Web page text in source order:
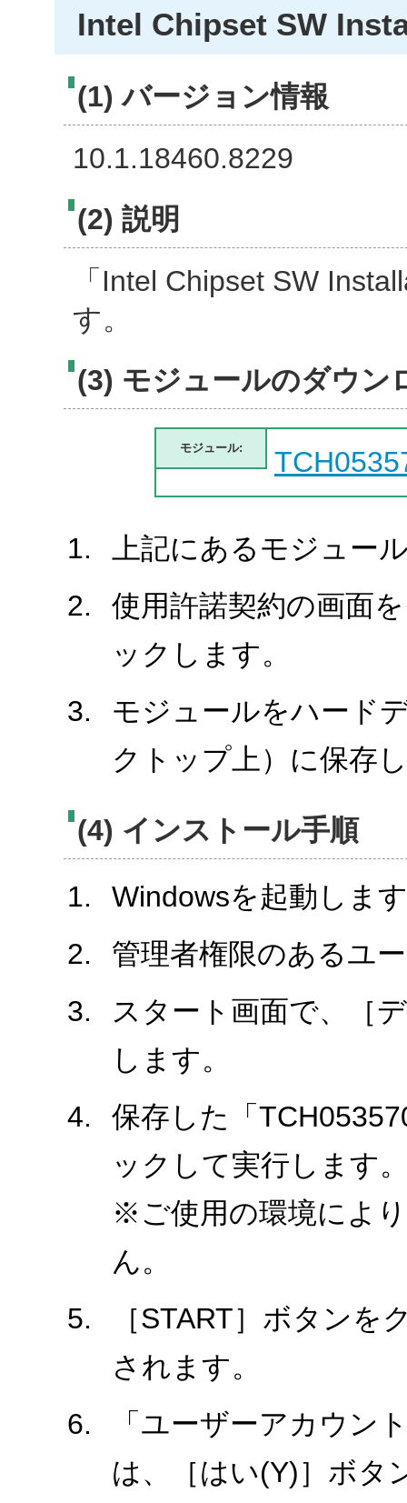
Intel Chipset SW
(1) バージョン情報
10.1.18460.8229
(2) 説明
「Intel Chipset SW
す。
(3) モジュールのダウン
モジュール:
上記にあるモジュー
使用許諾契約の画面
ックします。
モジュールをハード
クトップ上）に保存
(4) インストール手順
Windowsを起動しま
管理者権限のあるユ
スタート画面で、［
します。
保存した「
ックして実行します
※ご使用の環境によ
ん。
［START］ボタン
されます。
「ユーザーアカウン
は、［はい(Y)］ボタ